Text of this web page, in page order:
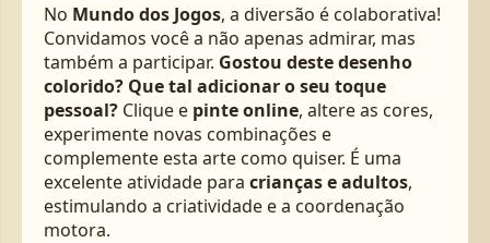
No Mundo dos Jogos, a diversão é colaborativa!
Convidamos você a não apenas admirar, mas
também a participar. Gostou deste desenho
colorido? Que tal adicionar o seu toque
pessoal? Clique e pinte online, altere as cores,
experimente novas combinações e
complemente esta arte como quiser. É uma
excelente atividade para crianças e adultos,
estimulando a criatividade e a coordenação
motora.